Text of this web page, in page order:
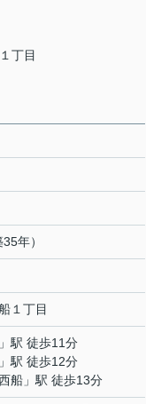
１丁目
年）
１丁目
」駅 徒歩11分
」駅 徒歩12分
船 」駅 徒歩13分